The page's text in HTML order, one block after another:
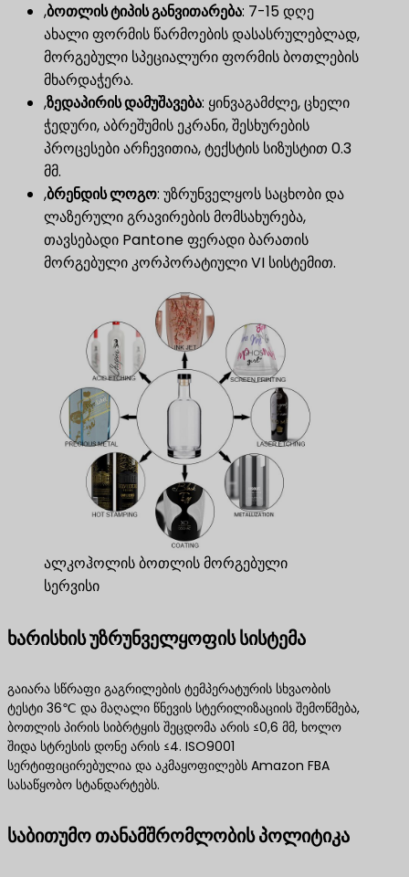
,ბოთლის ტიპის განვითარება​: 7-15 დღე
ახალი ფორმის წარმოების დასასრულებლად,
მორგებული სპეციალური ფორმის ბოთლების
მხარდაჭერა.
,ზედაპირის დამუშავება​: ყინვაგამძლე, ცხელი
ჭედური, აბრეშუმის ეკრანი, შესხურების
პროცესები არჩევითია, ტექსტის სიზუსტით 0.3
მმ.
,ბრენდის ლოგო​: უზრუნველყოს საცხობი და
ლაზერული გრავირების მომსახურება,
თავსებადი Pantone ფერადი ბარათის
მორგებული კორპორატიული VI სისტემით.
ალკოჰოლის ბოთლის მორგებული
სერვისი
ხარისხის უზრუნველყოფის სისტემა
გაიარა სწრაფი გაგრილების ტემპერატურის სხვაობის
ტესტი 36℃ და მაღალი წნევის სტერილიზაციის შემოწმება,
ბოთლის პირის სიბრტყის შეცდომა არის ≤0,6 მმ, ხოლო
შიდა სტრესის დონე არის ≤4. ISO9001
სერტიფიცირებულია და აკმაყოფილებს Amazon FBA
სასაწყობო სტანდარტებს.
საბითუმო თანამშრომლობის პოლიტიკა